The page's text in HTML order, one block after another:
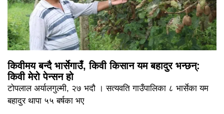
किवीमय बन्दै भार्सेगाउँ, किवी किसान यम बहादुर भन्छन्:
किवी मेरो पेन्सन हो
टोपलाल अर्यालगुल्मी, २७ भदौ । सत्यवति गाउँपालिका ८ भार्सेका यम
बहादुर थापा ५५ बर्षका भए